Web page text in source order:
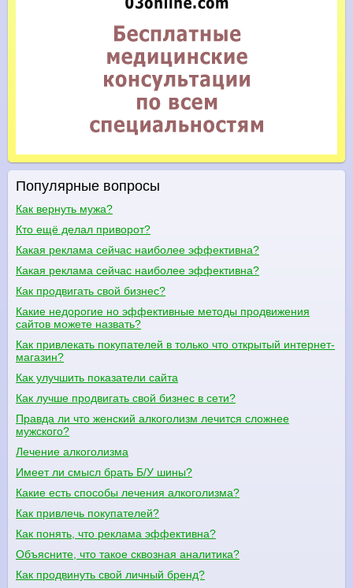
Популярные вопросы
Как вернуть мужа?
Кто ещё делал приворот?
Какая реклама сейчас наиболее эффективна?
Какая реклама сейчас наиболее эффективна?
Как продвигать свой бизнес?
Какие недорогие но эффективные методы продвижения
сайтов можете назвать?
Как привлекать покупателей в только что открытый интернет-
магазин?
Как улучшить показатели сайта
Как лучше продвигать свой бизнес в сети?
Правда ли что женский алкоголизм лечится сложнее
мужского?
Лечение алкоголизма
Имеет ли смысл брать Б/У шины?
Какие есть способы лечения алкоголизма?
Как привлечь покупателей?
Как понять, что реклама эффективна?
Объясните, что такое сквозная аналитика?
Как продвинуть свой личный бренд?